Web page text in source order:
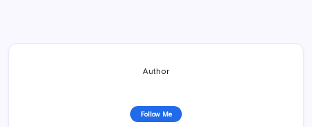
Author
Follow Me